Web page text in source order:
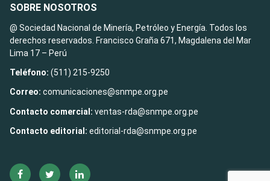
SOBRE NOSOTROS
@ Sociedad Nacional de Minería, Petróleo y Energía. Todos los
derechos reservados. Francisco Graña 671, Magdalena del Mar
Lima 17 – Perú
Teléfono: (511) 215-9250
Correo: comunicaciones@snmpe.org.pe
Contacto comercial: ventas-rda@snmpe.org.pe
Contacto editorial: editorial-rda@snmpe.org.pe